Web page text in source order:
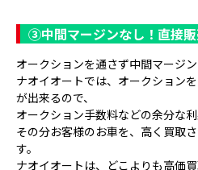
③中間マージンなし！直接
オークションを通さず中間マージン
ナオイオートでは、オークション
が出来るので、
オークション手数料などの余分な
その分お客様のお車を、高く買取
す。
ナオイオートは、どこよりも高価買